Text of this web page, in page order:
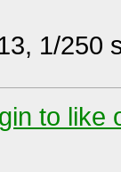
1/250
to like